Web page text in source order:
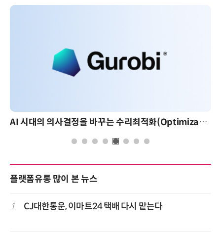
AI 시대의 의사결정을 바꾸는 수리최적화(Optimization): 실제 산업 적용 사례와 활용 전략
플랫폼유통 많이 본 뉴스
1 CJ대한통운, 이마트24 택배 다시 맡는다